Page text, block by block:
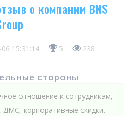
о компании BNS
15:31:14 5 238
стороны
отношение к сотрудникам,
корпоративные скидки.